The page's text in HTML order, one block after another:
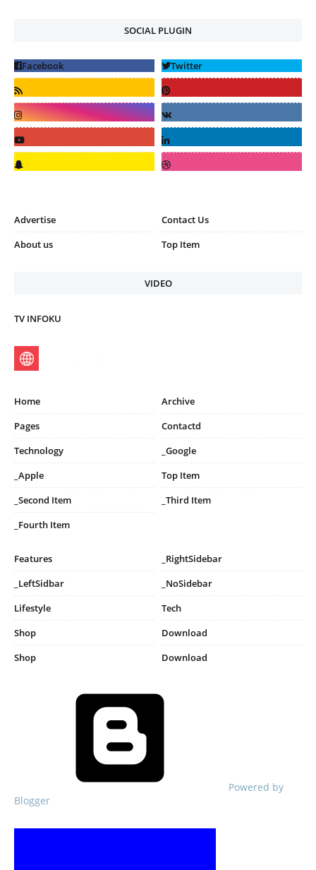
SOCIAL PLUGIN
Advertise
Contact Us
About us
Top Item
VIDEO
TV INFOKU
Home
Archive
Pages
Contactd
Technology
_Google
_Apple
Top Item
_Second Item
_Third Item
_Fourth Item
Features
_RightSidebar
_LeftSidbar
_NoSidebar
Lifestyle
Tech
Shop
Download
Shop
Download
Powered by
Blogger